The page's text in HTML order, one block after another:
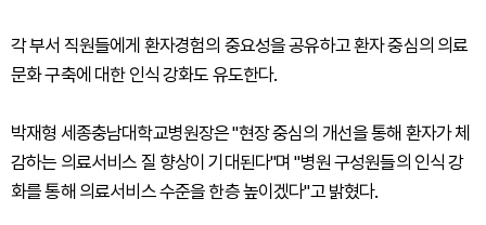
각 부서 직원들에게 환자경험의 중요성을 공유하고 환자 중심의 의료
문화 구축에 대한 인식 강화도 유도한다.
박재형 세종충남대학교병원장은 "현장 중심의 개선을 통해 환자가 체
감하는 의료서비스 질 향상이 기대된다"며 "병원 구성원들의 인식 강
화를 통해 의료서비스 수준을 한층 높이겠다"고 밝혔다.